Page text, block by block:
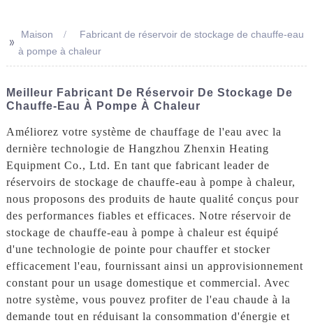
>> Maison
Fabricant de réservoir de stockage de chauffe-eau
à pompe à chaleur
Meilleur Fabricant De Réservoir De Stockage De
Chauffe-Eau À Pompe À Chaleur
Améliorez votre système de chauffage de l'eau avec la
dernière technologie de Hangzhou Zhenxin Heating
Equipment Co., Ltd. En tant que fabricant leader de
réservoirs de stockage de chauffe-eau à pompe à chaleur,
nous proposons des produits de haute qualité conçus pour
des performances fiables et efficaces. Notre réservoir de
stockage de chauffe-eau à pompe à chaleur est équipé
d'une technologie de pointe pour chauffer et stocker
efficacement l'eau, fournissant ainsi un approvisionnement
constant pour un usage domestique et commercial. Avec
notre système, vous pouvez profiter de l'eau chaude à la
demande tout en réduisant la consommation d'énergie et